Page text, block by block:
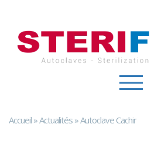
Accueil »Actualités »Autoclave Cachir